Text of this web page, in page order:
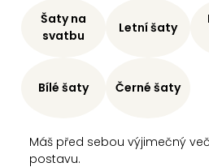
Máš před sebou výjimečný
postavu.
Šaty na
svatbu
Letní šaty
Bílé šaty Černé šaty